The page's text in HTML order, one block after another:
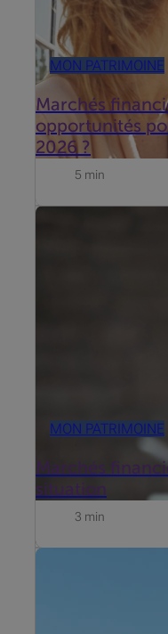
MON PATRIMOINE
Marchés
opportunités
2026 ?
5 min
MON PATRIMOINE
Marchés
situation
Mise à jour du 19 juni
3 min
Beobank s’est
l’investissement et
Beobank Smart
Roel de Buyser,